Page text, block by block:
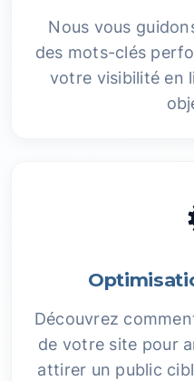
Nous vous
des mots-clés
votre visibilité en
Découvrez
de votre site pour
attirer un public